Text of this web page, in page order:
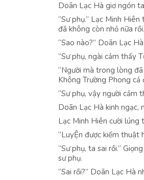
Doãn Lạc Hà giơ ngón
“Sư phụ.” Lạc Minh
đã không còn nhỏ nữa
“Sao nào?” Doãn Lạc
“Sư phụ, ngài cảm thấy
“Người mà trong lòng
Không Trường Phong cả
“Sư phụ, vậy người cảm
Doãn Lạc Hà kinh ngạc,
Lạc Minh Hiên cười lúng
“LuyỆn được kiếm thuật
“Sư phụ, ta sai rồi.”
sư phụ.
“Sai rồi?” Doãn Lạc Hà